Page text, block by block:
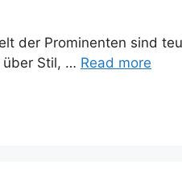
der Prominenten sind
über Stil, … Read more